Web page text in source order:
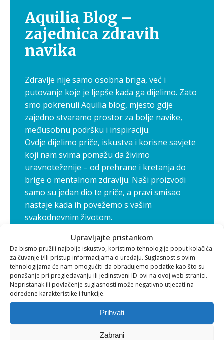
Upravljajte pristankom
Da bismo pružili najbolje iskustvo, koristimo tehnologije poput kolačića
za čuvanje i/ili pristup informacijama o uređaju. Suglasnost s ovim
tehnologijama će nam omogućiti da obrađujemo podatke kao što su
ponašanje pri pregledavanju ili jedinstveni ID-ovi na ovoj web stranici.
Nepristanak ili povlačenje suglasnosti može negativno utjecati na
određene karakteristike i funkcije.
Prihvati
Zabrani
Aquilia Blog –
zajednica zdravih
navika
Zdravlje nije samo osobna briga, već i
putovanje koje je ljepše kada ga dijelimo. Zato
smo pokrenuli Aquilia blog, mjesto gdje
zajedno stvaramo prostor za bolje navike,
međusobnu podršku i inspiraciju.
Ovdje dijelimo priče, iskustva i korisne savjete
koji nam svima pomažu da živimo
uravnoteženije – od prehrane i kretanja do
brige o mentalnom zdravlju. Naši proizvodi
samo su jedan dio te priče, a pravi smisao
nastaje kada ih povežemo s vašim
svakodnevnim životom.
zajednica u kojoj rastemo zajedno – korak po
korak, prema zdravijem i sretnijem životu.
Ostale objave